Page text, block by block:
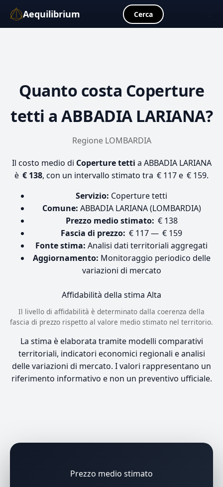
Aequilibrium Cerca
Quanto costa Coperture
tetti a ABBADIA LARIANA?
Regione LOMBARDIA
Il costo medio di Coperture tetti a ABBADIA LARIANA
è € 138, con un intervallo stimato tra € 117 e € 159.
Servizio: Coperture tetti
Comune: ABBADIA LARIANA (LOMBARDIA)
Prezzo medio stimato: € 138
Fascia di prezzo: € 117 — € 159
Fonte stima: Analisi dati territoriali aggregati
Aggiornamento: Monitoraggio periodico delle
variazioni di mercato
Affidabilità della stima Alta
Il livello di affidabilità è determinato dalla coerenza della
fascia di prezzo rispetto al valore medio stimato nel territorio.
La stima è elaborata tramite modelli comparativi
territoriali, indicatori economici regionali e analisi
delle variazioni di mercato. I valori rappresentano un
riferimento informativo e non un preventivo ufficiale.
Prezzo medio stimato